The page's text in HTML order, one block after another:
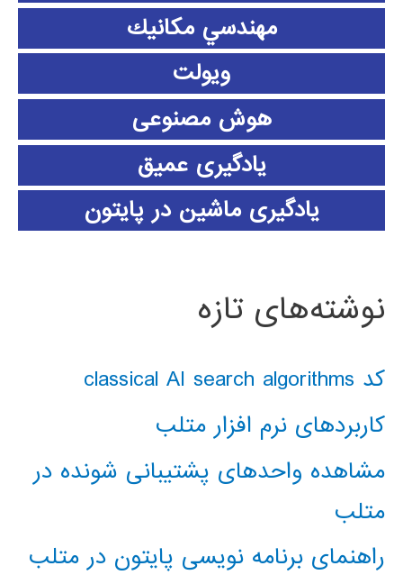
مهندسي مكانيك
ویولت
هوش مصنوعی
یادگیری عمیق
یادگیری ماشین در پایتون
نوشته‌های تازه
کد classical AI search algorithms
کاربردهای نرم افزار متلب
مشاهده واحدهای پشتیبانی شونده در
متلب
راهنمای برنامه نویسی پایتون در متلب